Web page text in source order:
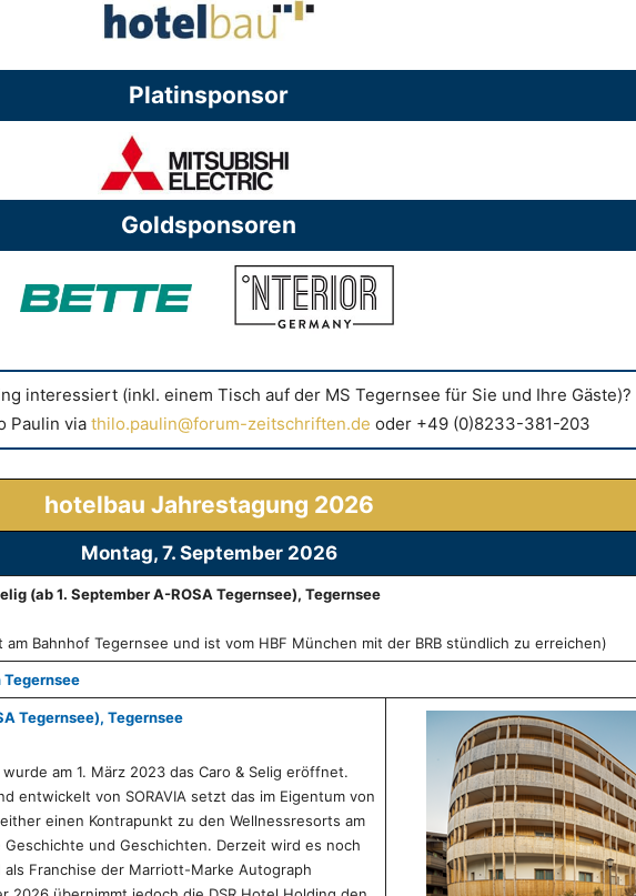
Platinsponsor
Goldsponsoren
interessiert (inkl. einem Tisch auf der MS Tegernsee für Sie und Ihre Gäste)?
Paulin via thilo.paulin@forum-zeitschriften.de oder +49 (0)8233-381-203
hotelbau Jahrestagung 2026
Montag, 7. September 2026
(ab 1. September A-ROSA Tegernsee), Tegernsee
Bahnhof Tegernsee und ist vom HBF München mit der BRB stündlich zu erreichen)
Tegernsee), Tegernsee
am 1. März 2023 das Caro & Selig eröffnet.
entwickelt von SORAVIA setzt das im Eigentum von
einen Kontrapunkt zu den Wellnessresorts am
und Geschichten. Derzeit wird es noch
Franchise der Marriott-Marke Autograph